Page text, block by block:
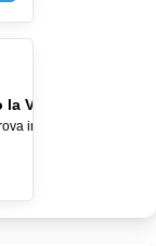
Vera Discesa?
in una fase